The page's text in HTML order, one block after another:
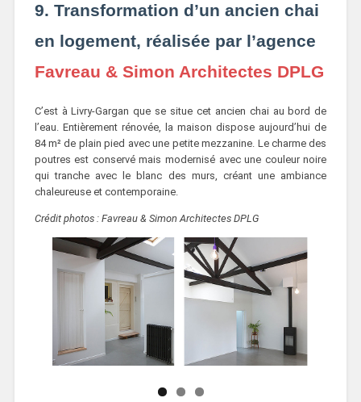
9. Transformation d’un ancien chai
en logement, réalisée par l’agence
Favreau & Simon Architectes DPLG
C’est à Livry-Gargan que se situe cet ancien chai au bord de
l’eau. Entièrement rénovée, la maison dispose aujourd’hui de
84 m² de plain pied avec une petite mezzanine. Le charme des
poutres est conservé mais modernisé avec une couleur noire
qui tranche avec le blanc des murs, créant une ambiance
chaleureuse et contemporaine.
Crédit photos : Favreau & Simon Architectes DPLG